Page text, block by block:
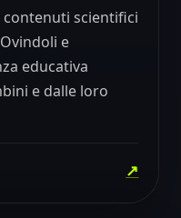
scientifici
e
educativa
e dalle loro
↗